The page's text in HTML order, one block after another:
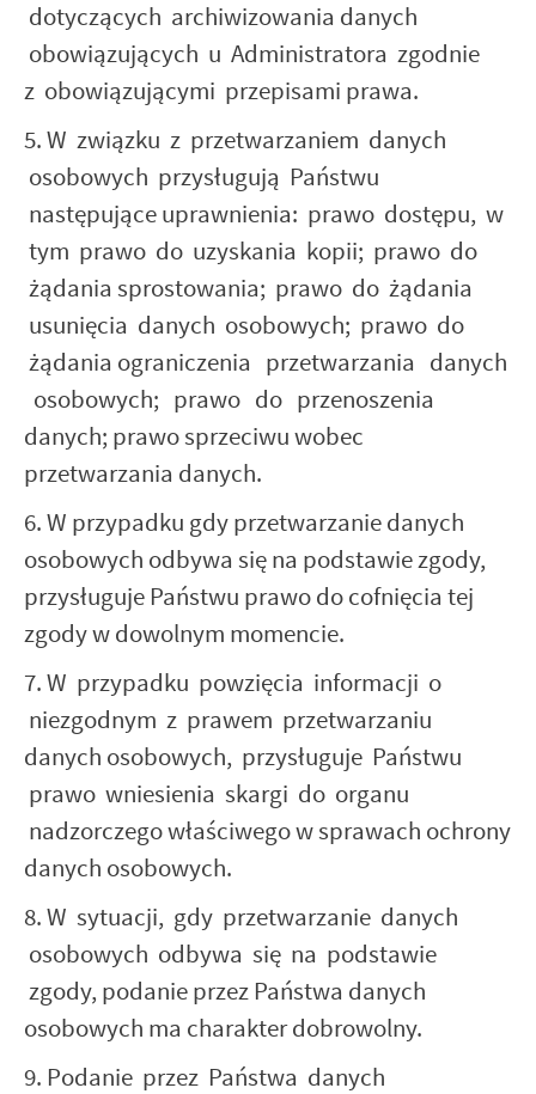
dotyczących archiwizowania danych
obowiązujących u Administratora zgodnie
z obowiązującymi przepisami prawa.
5. W związku z przetwarzaniem danych
osobowych przysługują Państwu
następujące uprawnienia: prawo dostępu, w
tym prawo do uzyskania kopii; prawo do
żądania sprostowania; prawo do żądania
usunięcia danych osobowych; prawo do
żądania ograniczenia przetwarzania danych
osobowych; prawo do przenoszenia
danych; prawo sprzeciwu wobec
przetwarzania danych.
6. W przypadku gdy przetwarzanie danych
osobowych odbywa się na podstawie zgody,
przysługuje Państwu prawo do cofnięcia tej
zgody w dowolnym momencie.
7. W przypadku powzięcia informacji o
niezgodnym z prawem przetwarzaniu
danych osobowych, przysługuje Państwu
prawo wniesienia skargi do organu
nadzorczego właściwego w sprawach ochrony
danych osobowych.
8. W sytuacji, gdy przetwarzanie danych
osobowych odbywa się na podstawie
zgody, podanie przez Państwa danych
osobowych ma charakter dobrowolny.
9. Podanie przez Państwa danych